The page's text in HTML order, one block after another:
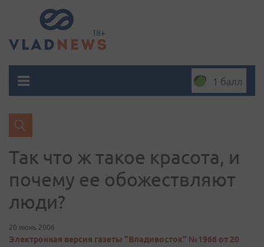
1 балл
Так что ж такое красота, и
почему ее обожествляют
люди?
20 июнь 2006
Электронная версия газеты "Владивосток" №1966 от 20